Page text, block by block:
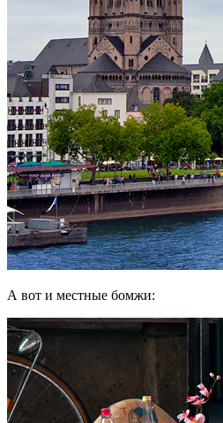
А вот и местные бомжи: